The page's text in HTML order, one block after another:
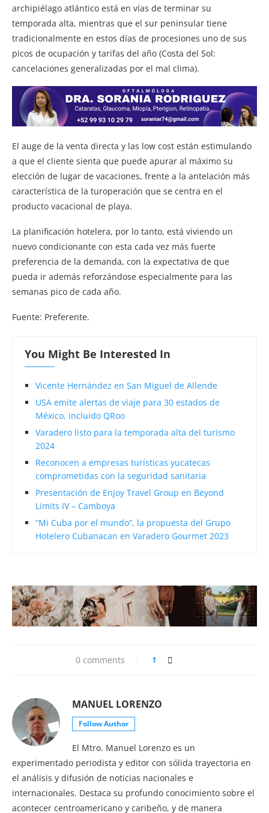
archipiélago atlántico está en vías de terminar su
temporada alta, mientras que el sur peninsular tiene
tradicionalmente en estos días de procesiones uno de sus
picos de ocupación y tarifas del año (Costa del Sol:
cancelaciones generalizadas por el mal clima).
El auge de la venta directa y las low cost están estimulando
a que el cliente sienta que puede apurar al máximo su
elección de lugar de vacaciones, frente a la antelación más
característica de la turoperación que se centra en el
producto vacacional de playa.
La planificación hotelera, por lo tanto, está viviendo un
nuevo condicionante con esta cada vez más fuerte
preferencia de la demanda, con la expectativa de que
pueda ir además reforzándose especialmente para las
semanas pico de cada año.
Fuente: Preferente.
You Might Be Interested In
Vicente Hernández en San Miguel de Allende
USA emite alertas de viaje para 30 estados de
México, incluido QRoo
Varadero listo para la temporada alta del turismo
2024
Reconocen a empresas turísticas yucatecas
comprometidas con la seguridad sanitaria
Presentación de Enjoy Travel Group en Beyond
Limits IV – Camboya
“Mi Cuba por el mundo”, la propuesta del Grupo
Hotelero Cubanacan en Varadero Gourmet 2023
0 comments 1
MANUEL LORENZO
Follow Author
El Mtro. Manuel Lorenzo es un
experimentado periodista y editor con sólida trayectoria en
el análisis y difusión de noticias nacionales e
internacionales. Destaca su profundo conocimiento sobre el
acontecer centroamericano y caribeño, y de manera